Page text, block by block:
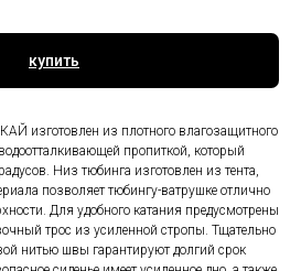
купить
изготовлен из плотного влагозащитного
пропиткой, который
Низ тюбинга изготовлен из тента,
позволяет тюбингу-ватрушке отлично
Для удобного катания предусмотрены
трос из усиленной стропы. Тщательно
нитью швы гарантируют долгий срок